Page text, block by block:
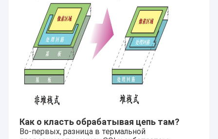
Как о класть обрабатывая цепь там?
Во-первых, разница в термальной